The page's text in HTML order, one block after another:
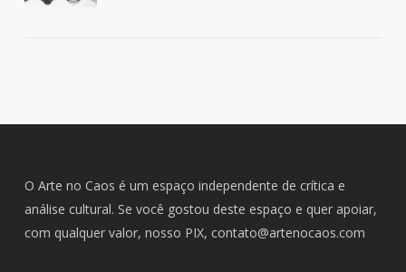
O Arte no Caos é um espaço independente de crítica e
análise cultural. Se você gostou deste espaço e quer apoiar,
com qualquer valor, nosso PIX, contato@artenocaos.com